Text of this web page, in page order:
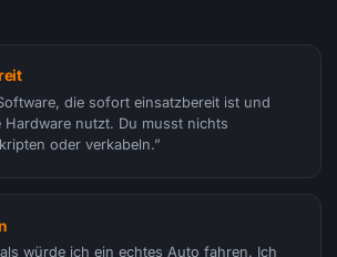
die sofort einsatzbereit ist und
Hardware nutzt. Du musst nichts
oder verkabeln.”
würde ich ein echtes Auto fahren. Ich